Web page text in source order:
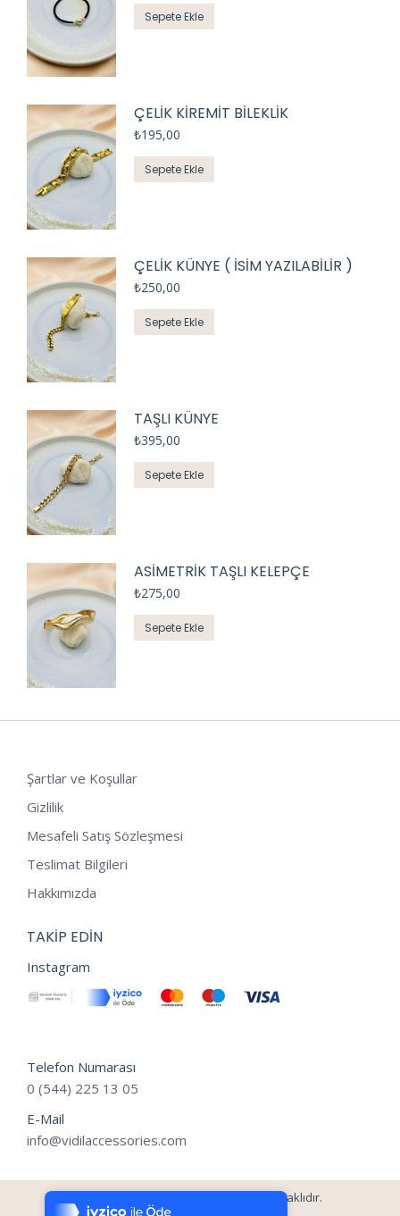
7/24 Canlı Destek
Sepete Ekle
ÇELİK KİREMİT BİLEKLİK
₺195,00
Sepete Ekle
ÇELİK KÜNYE ( İSİM YAZILABİLİR )
₺250,00
Sepete Ekle
TAŞLI KÜNYE
₺395,00
Sepete Ekle
ASİMETRİK TAŞLI KELEPÇE
₺275,00
Sepete Ekle
Şartlar ve Koşullar
Gizlilik
Mesafeli Satış Sözleşmesi
Teslimat Bilgileri
Hakkımızda
TAKIP EDIN
Instagram
Telefon Numarası
0 (544) 225 13 05
E-Mail
info@vidilaccessories.com
©2024 - vidilaccessories Tüm Hakları Saklıdır.